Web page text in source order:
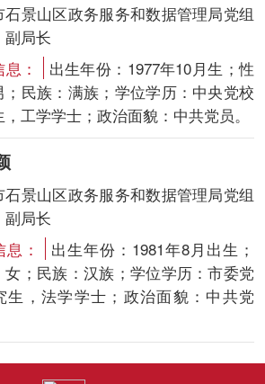
石景山区政务服务和数据管理局党组
副局长
：
出生年份：1977年10月生；性
；民族：满族；学位学历：中央党校
工学学士；政治面貌：中共党员。
石景山区政务服务和数据管理局党组
副局长
：
出生年份：1981年8月出生；
女；民族：汉族；学位学历：市委党
生，法学学士；政治面貌：中共党